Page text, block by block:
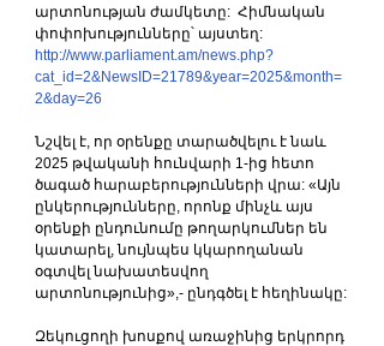
արտոնության ժամկետը:  Հիմնական
փոփոխությունները՝ այստեղ:
http://www.parliament.am/news.php?
cat_id=2&NewsID=21789&year=2025&month=
2&day=26
Նշվել է, որ օրենքը տարածվելու է նաև
2025 թվականի հունվարի 1-ից հետո
ծագած հարաբերությունների վրա: «Այն
ընկերությունները, որոնք մինչև այս
օրենքի ընդունումը թողարկումներ են
կատարել, նույնպես կկարողանան
օգտվել նախատեսվող
արտոնությունից»,- ընդգծել է հեղինակը:
Զեկուցողի խոսքով առաջինից երկրորդ